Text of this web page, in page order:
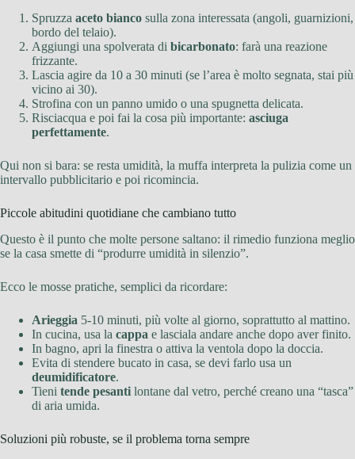
Spruzza aceto bianco sulla zona interessata (angoli, guarnizioni,
bordo del telaio).
Aggiungi una spolverata di bicarbonato: farà una reazione
frizzante.
Lascia agire da 10 a 30 minuti (se l’area è molto segnata, stai più
vicino ai 30).
Strofina con un panno umido o una spugnetta delicata.
Risciacqua e poi fai la cosa più importante: asciuga
perfettamente.
Qui non si bara: se resta umidità, la muffa interpreta la pulizia come un
intervallo pubblicitario e poi ricomincia.
Piccole abitudini quotidiane che cambiano tutto
Questo è il punto che molte persone saltano: il rimedio funziona meglio
se la casa smette di “produrre umidità in silenzio”.
Ecco le mosse pratiche, semplici da ricordare:
Arieggia 5-10 minuti, più volte al giorno, soprattutto al mattino.
In cucina, usa la cappa e lasciala andare anche dopo aver finito.
In bagno, apri la finestra o attiva la ventola dopo la doccia.
Evita di stendere bucato in casa, se devi farlo usa un
deumidificatore.
Tieni tende pesanti lontane dal vetro, perché creano una “tasca”
di aria umida.
Soluzioni più robuste, se il problema torna sempre